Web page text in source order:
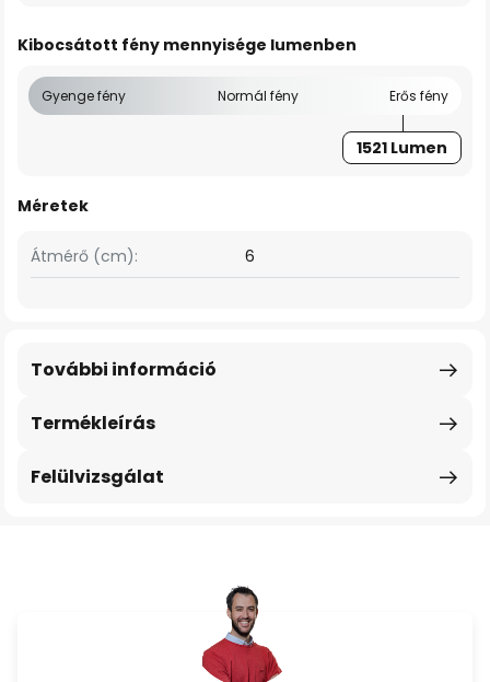
Kibocsátott fény mennyisége lumenben
Gyenge fény Normál fény Erős fény
1521 Lumen
Méretek
Átmérő (cm): 6
Termékleírás
További információ
Felülvizsgálat